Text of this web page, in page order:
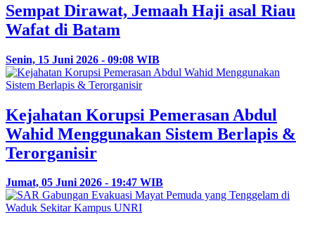
Sempat Dirawat, Jemaah Haji asal Riau
Wafat di Batam
Senin, 15 Juni 2026 - 09:08 WIB
Kejahatan Korupsi Pemerasan Abdul
Wahid Menggunakan Sistem Berlapis &
Terorganisir
Jumat, 05 Juni 2026 - 19:47 WIB